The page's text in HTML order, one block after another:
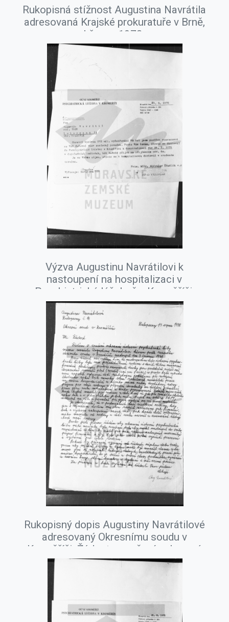
Rukopisná stížnost Augustina Navrátila
adresovaná Krajské prokuratuře v Brně,
březen 1978.
Výzva Augustinu Navrátilovi k
nastoupení na hospitalizaci v
Psychiatrické léčebně v Kroměříži,
březen 1978.
Rukopisný dopis Augustiny Navrátilové
adresovaný Okresnímu soudu v
Kroměříži. Žádost o zrušení ochranné
ústavní psychiatrické léčby jejího
manžela Augustina Navrátila, srpen